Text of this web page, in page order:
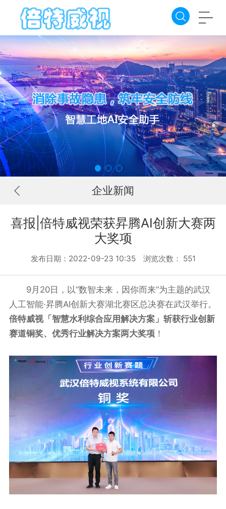
企业新闻
喜报|倍特威视荣获昇腾AI创新大赛两
大奖项
发布日期：2022-09-23 10:35 浏览次数： 551
9月20日，以“数智未来，因你而来”为主题的武汉
人工智能·昇腾AI创新大赛湖北赛区总决赛在武汉举行。
倍特威视「智慧水利综合应用解决方案」斩获行业创新
赛道铜奖、优秀行业解决方案两大奖项！